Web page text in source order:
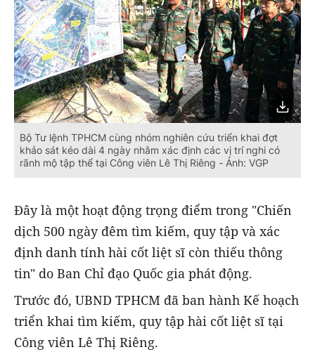
Bộ Tư lệnh TPHCM cùng nhóm nghiên cứu triển khai đợt
khảo sát kéo dài 4 ngày nhằm xác định các vị trí nghi có
rãnh mộ tập thể tại Công viên Lê Thị Riêng - Ảnh: VGP
Đây là một hoạt động trọng điểm trong "Chiến
dịch 500 ngày đêm tìm kiếm, quy tập và xác
định danh tính hài cốt liệt sĩ còn thiếu thông
tin" do Ban Chỉ đạo Quốc gia phát động.
Trước đó, UBND TPHCM đã ban hành Kế hoạch
triển khai tìm kiếm, quy tập hài cốt liệt sĩ tại
Công viên Lê Thị Riêng.